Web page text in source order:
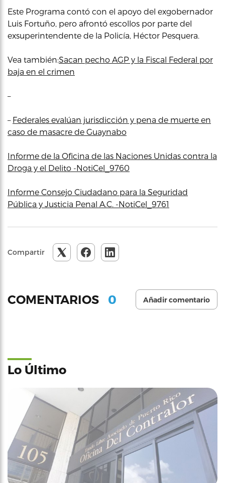
Este Programa contó con el apoyo del exgobernador
Luis Fortuño, pero afrontó escollos por parte del
exsuperintendente de la Policía, Héctor Pesquera.
Vea también:Sacan pecho AGP y la Fiscal Federal por
baja en el crimen
–
– Federales evalúan jurisdicción y pena de muerte en
caso de masacre de Guaynabo
Informe de la Oficina de las Naciones Unidas contra la
Droga y el Delito -NotiCel_9760
Informe Consejo Ciudadano para la Seguridad
Pública y Justicia Penal A.C. -NotiCel_9761
Compartir
COMENTARIOS 0 Añadir comentario
Lo Último